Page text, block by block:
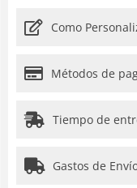
Como
Métodos de
Tiempo de
Gastos de